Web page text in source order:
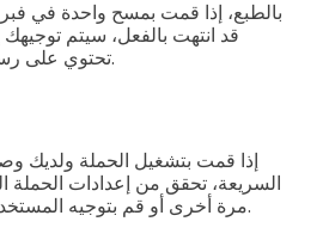
بالطبع، إذا قمت بمسح واحدة في
قد انتهت بالفعل، سيتم
تحتوي على رسالة تشير إلى التعطيل.
إذا قمت بتشغيل الحملة ولديك
السريعة، تحقق من إعدادات الحملة
مرة أخرى أو قم بتوجيه المستخدمين إلى صفحة جديدة.